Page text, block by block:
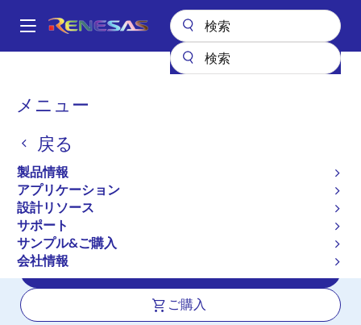
ン
Main
メニュー
戻る
製品情報
アプリケーション
設計リソース
サポート
サンプル&ご購入
会社情報
パ
く
ず
フォトカプラ（オプトカプラ）
PS9817A-2
アクティブ
高CMR，10 Mbps，オープン・コレク
タ出力 8 ピンSSOP (SO-8) 高速フォ
トカプラ
ご購入